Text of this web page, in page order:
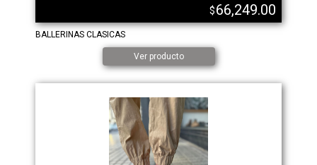
$66,249.00
BALLERINAS CLASICAS
Ver producto